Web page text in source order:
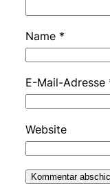
Name *
E-Mail-Adresse
Website